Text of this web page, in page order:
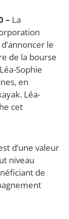
– La
le
de la bourse
Sophie
en
Léa-
cet
d’une valeur
niveau
de